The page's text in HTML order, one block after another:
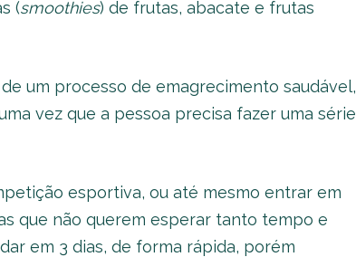
(smoothies) de frutas, abacate e frutas
um processo de emagrecimento saudável,
vez que a pessoa precisa fazer uma série
esportiva, ou até mesmo entrar em
que não querem esperar tanto tempo e
em 3 dias, de forma rápida, porém